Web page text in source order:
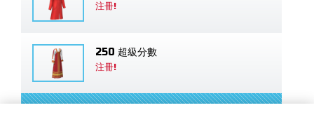
注冊!
250 超級分數
注冊!